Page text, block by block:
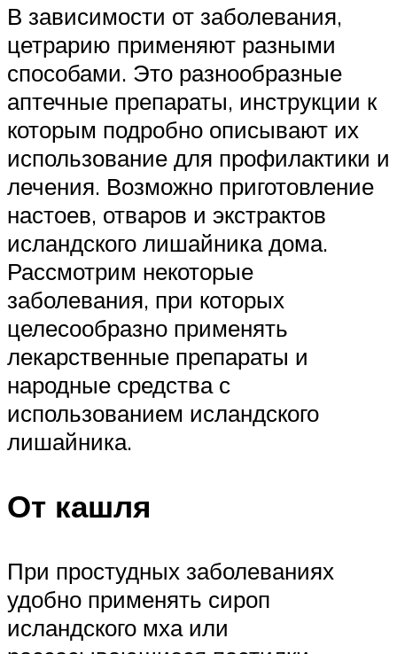
В зависимости от заболевания,
цетрарию применяют разными
способами. Это разнообразные
аптечные препараты, инструкции к
которым подробно описывают их
использование для профилактики и
лечения. Возможно приготовление
настоев, отваров и экстрактов
исландского лишайника дома.
Рассмотрим некоторые
заболевания, при которых
целесообразно применять
лекарственные препараты и
народные средства с
использованием исландского
лишайника.
От кашля
При простудных заболеваниях
удобно применять сироп
исландского мха или